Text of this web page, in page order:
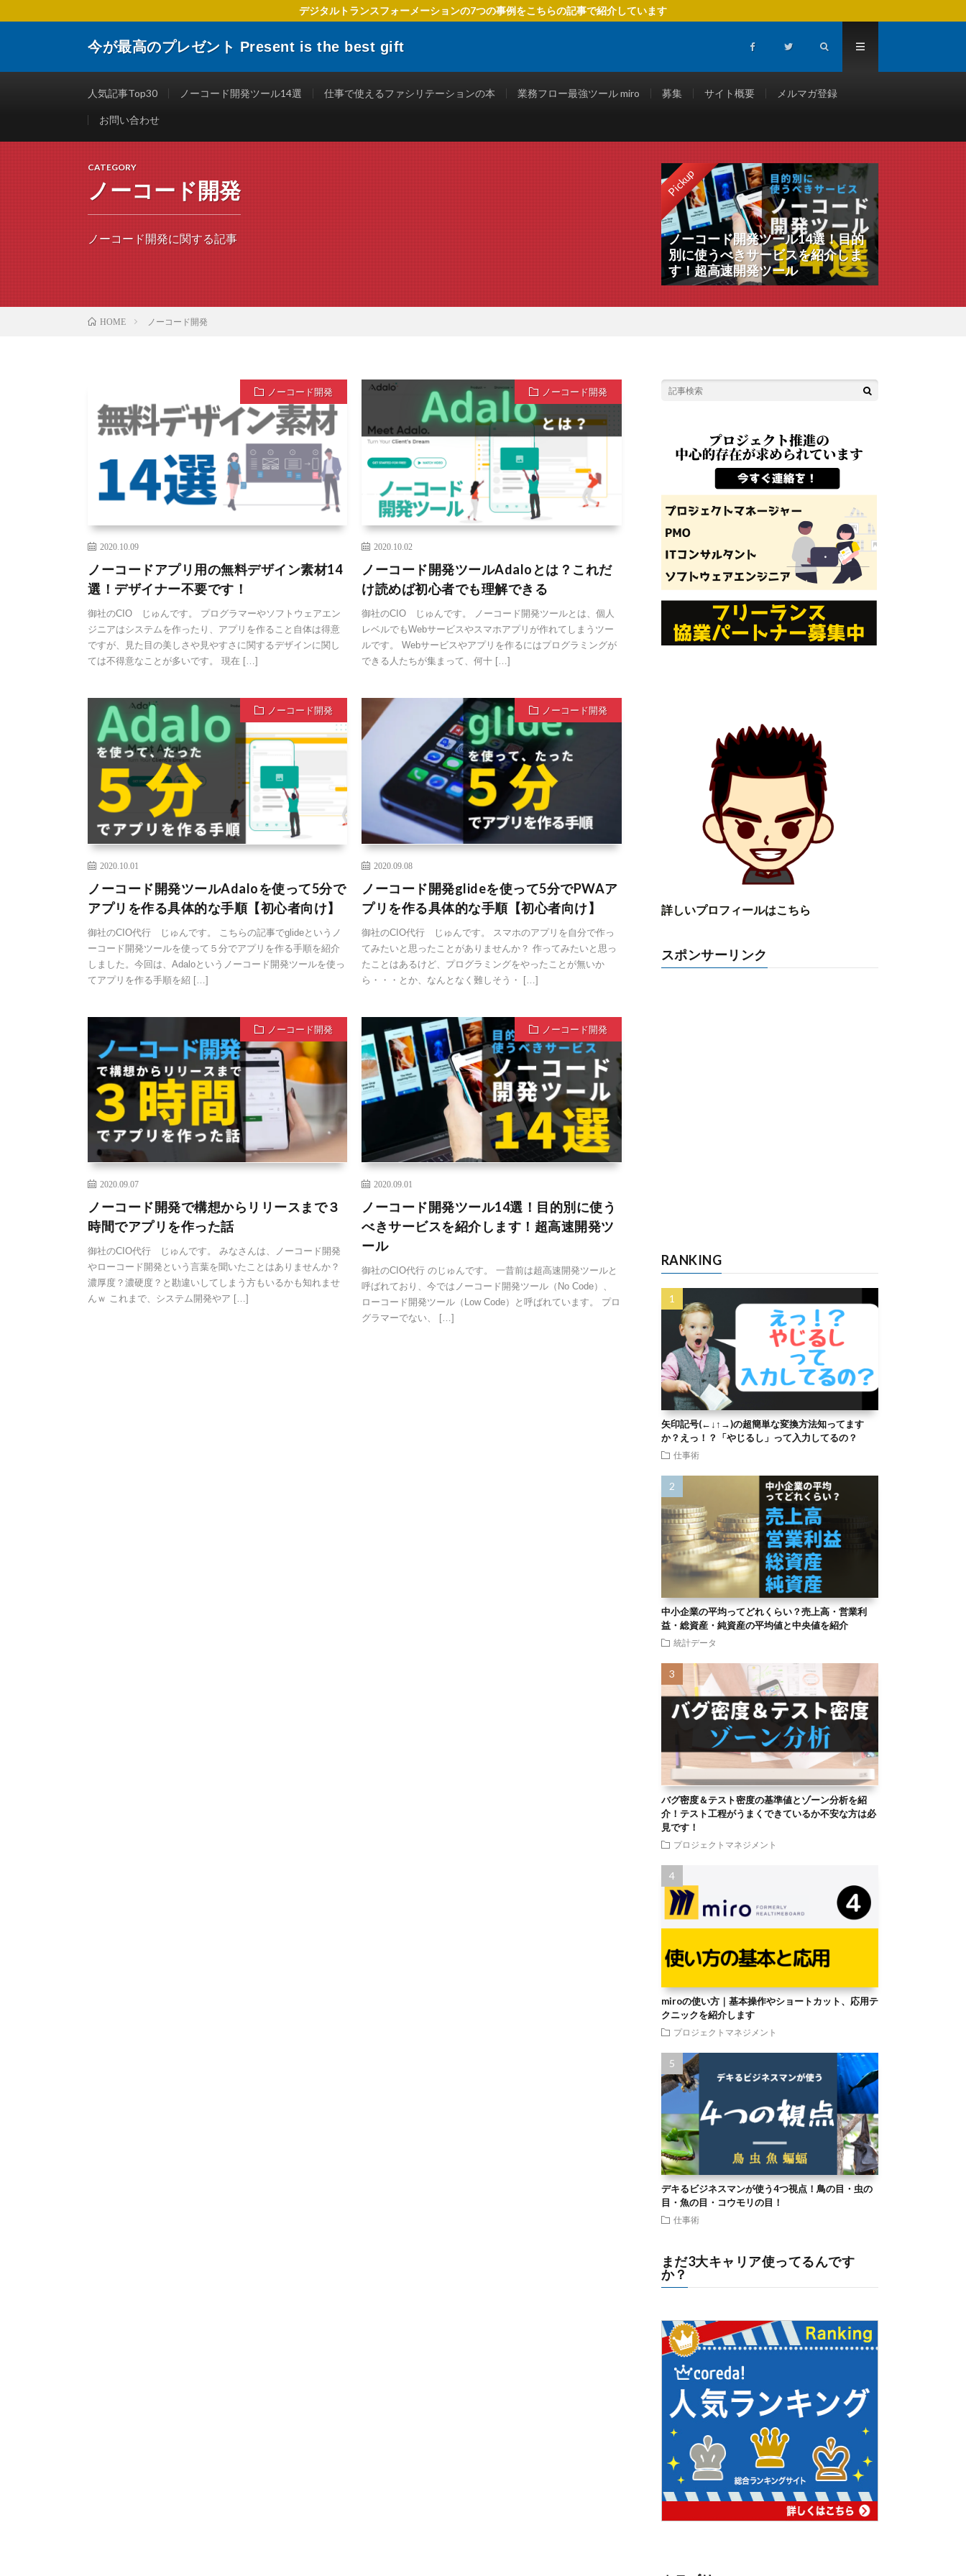
デジタルトランスフォーメーションの7つの事例をこちらの記事で紹介しています
今が最高のプレゼント Present is the best gift
楽しくする仕事術やITリテラシーを向上させるために役立つ情報を発信します。
人気記事Top30 ノーコード開発ツール14選 仕事で使えるファシリテーションの本 業務フロー最強ツール miro 募集 サイト概要 メルマガ登録
お問い合わせ
CATEGORY
ノーコード開発
ノーコード開発に関する記事
Pickup
ノーコード開発ツール14選！目的
別に使うべきサービスを紹介しま
す！超高速開発ツール
HOME ノーコード開発
ノーコード開発
2020.10.09
ノーコードアプリ用の無料デザイン素材14
選！デザイナー不要です！
御社のCIO じゅんです。 プログラマーやソフトウェアエン
ジニアはシステムを作ったり、アプリを作ること自体は得意
ですが、見た目の美しさや見やすさに関するデザインに関し
ては不得意なことが多いです。 現在 […]
ノーコード開発
2020.10.02
ノーコード開発ツールAdaloとは？これだ
け読めば初心者でも理解できる
御社のCIO じゅんです。 ノーコード開発ツールとは、個人
レベルでもWebサービスやスマホアプリが作れてしまうツー
ルです。 Webサービスやアプリを作るにはプログラミングが
できる人たちが集まって、何十 […]
ノーコード開発
2020.10.01
ノーコード開発ツールAdaloを使って5分で
アプリを作る具体的な手順【初心者向け】
御社のCIO代行 じゅんです。 こちらの記事でglideというノ
ーコード開発ツールを使って５分でアプリを作る手順を紹介
しました。今回は、Adaloというノーコード開発ツールを使っ
てアプリを作る手順を紹 […]
ノーコード開発
2020.09.08
ノーコード開発glideを使って5分でPWAア
プリを作る具体的な手順【初心者向け】
御社のCIO代行 じゅんです。 スマホのアプリを自分で作っ
てみたいと思ったことがありませんか？ 作ってみたいと思っ
たことはあるけど、プログラミングをやったことが無いか
ら・・・とか、なんとなく難しそう・ […]
ノーコード開発
2020.09.07
ノーコード開発で構想からリリースまで３
時間でアプリを作った話
御社のCIO代行 じゅんです。 みなさんは、ノーコード開発
やローコード開発という言葉を聞いたことはありませんか？
濃厚度？濃硬度？と勘違いしてしまう方もいるかも知れませ
んｗ これまで、システム開発やア […]
ノーコード開発
2020.09.01
ノーコード開発ツール14選！目的別に使う
べきサービスを紹介します！超高速開発ツ
ール
御社のCIO代行 のじゅんです。 一昔前は超高速開発ツールと
呼ばれており、今ではノーコード開発ツール（No Code）、
ローコード開発ツール（Low Code）と呼ばれています。 プロ
グラマーでない、 […]
詳しいプロフィールはこちら
スポンサーリンク
RANKING
矢印記号(←↓↑→)の超簡単な変換方法知ってます
か？えっ！？「やじるし」って入力してるの？
仕事術
中小企業の平均ってどれくらい？売上高・営業利
益・総資産・純資産の平均値と中央値を紹介
統計データ
バグ密度＆テスト密度の基準値とゾーン分析を紹
介！テスト工程がうまくできているか不安な方は必
見です！
プロジェクトマネジメント
miroの使い方｜基本操作やショートカット、応用テ
クニックを紹介します
プロジェクトマネジメント
デキるビジネスマンが使う4つ視点！鳥の目・虫の
目・魚の目・コウモリの目！
仕事術
まだ3大キャリア使ってるんです
か？